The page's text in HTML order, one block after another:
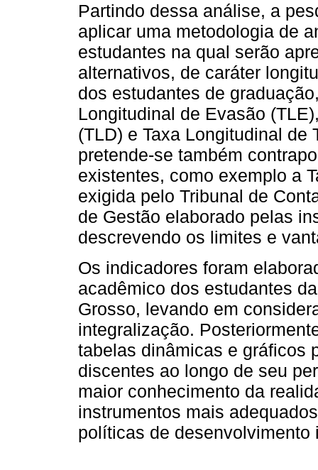
Partindo dessa análise, a
aplicar uma metodologia de
estudantes na qual serão
alternativos, de caráter
dos estudantes de
Longitudinal de Evasão
(TLD) e Taxa Longitudinal de
pretende-se também
existentes, como exemplo a
exigida pelo Tribunal de
de Gestão elaborado pelas
descrevendo os limites e
Os indicadores foram
acadêmico dos estudantes
Grosso, levando em
integralização.
tabelas dinâmicas e gráficos
discentes ao longo de seu
maior conhecimento da
instrumentos mais
políticas de desenvolvimento